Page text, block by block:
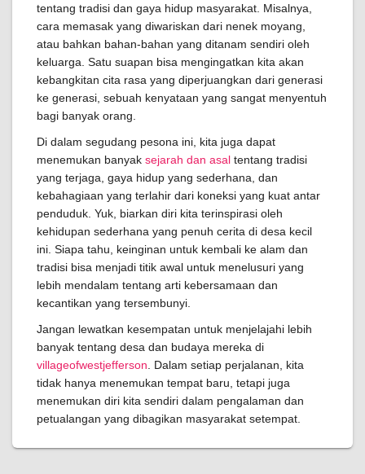
tentang tradisi dan gaya hidup masyarakat. Misalnya,
cara memasak yang diwariskan dari nenek moyang,
atau bahkan bahan-bahan yang ditanam sendiri oleh
keluarga. Satu suapan bisa mengingatkan kita akan
kebangkitan cita rasa yang diperjuangkan dari generasi
ke generasi, sebuah kenyataan yang sangat menyentuh
bagi banyak orang.
Di dalam segudang pesona ini, kita juga dapat
menemukan banyak sejarah dan asal tentang tradisi
yang terjaga, gaya hidup yang sederhana, dan
kebahagiaan yang terlahir dari koneksi yang kuat antar
penduduk. Yuk, biarkan diri kita terinspirasi oleh
kehidupan sederhana yang penuh cerita di desa kecil
ini. Siapa tahu, keinginan untuk kembali ke alam dan
tradisi bisa menjadi titik awal untuk menelusuri yang
lebih mendalam tentang arti kebersamaan dan
kecantikan yang tersembunyi.
Jangan lewatkan kesempatan untuk menjelajahi lebih
banyak tentang desa dan budaya mereka di
villageofwestjefferson . Dalam setiap perjalanan, kita
tidak hanya menemukan tempat baru, tetapi juga
menemukan diri kita sendiri dalam pengalaman dan
petualangan yang dibagikan masyarakat setempat.